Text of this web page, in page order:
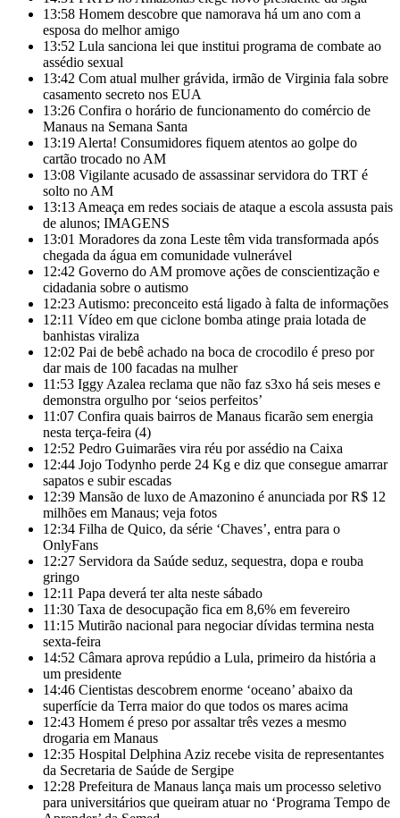
13:58 Homem descobre que namorava há um ano com a
esposa do melhor amigo
13:52 Lula sanciona lei que institui programa de combate ao
assédio sexual
13:42 Com atual mulher grávida, irmão de Virginia fala sobre
casamento secreto nos EUA
13:26 Confira o horário de funcionamento do comércio de
Manaus na Semana Santa
13:19 Alerta! Consumidores fiquem atentos ao golpe do
cartão trocado no AM
13:08 Vigilante acusado de assassinar servidora do TRT é
solto no AM
13:13 Ameaça em redes sociais de ataque a escola assusta pais
de alunos; IMAGENS
13:01 Moradores da zona Leste têm vida transformada após
chegada da água em comunidade vulnerável
12:42 Governo do AM promove ações de conscientização e
cidadania sobre o autismo
12:23 Autismo: preconceito está ligado à falta de informações
12:11 Vídeo em que ciclone bomba atinge praia lotada de
banhistas viraliza
12:02 Pai de bebê achado na boca de crocodilo é preso por
dar mais de 100 facadas na mulher
11:53 Iggy Azalea reclama que não faz s3xo há seis meses e
demonstra orgulho por ‘seios perfeitos’
11:07 Confira quais bairros de Manaus ficarão sem energia
nesta terça-feira (4)
12:52 Pedro Guimarães vira réu por assédio na Caixa
12:44 Jojo Todynho perde 24 Kg e diz que consegue amarrar
sapatos e subir escadas
12:39 Mansão de luxo de Amazonino é anunciada por R$ 12
milhões em Manaus; veja fotos
12:34 Filha de Quico, da série ‘Chaves’, entra para o
OnlyFans
12:27 Servidora da Saúde seduz, sequestra, dopa e rouba
gringo
12:11 Papa deverá ter alta neste sábado
11:30 Taxa de desocupação fica em 8,6% em fevereiro
11:15 Mutirão nacional para negociar dívidas termina nesta
sexta-feira
14:52 Câmara aprova repúdio a Lula, primeiro da história a
um presidente
14:46 Cientistas descobrem enorme ‘oceano’ abaixo da
superfície da Terra maior do que todos os mares acima
12:43 Homem é preso por assaltar três vezes a mesmo
drogaria em Manaus
12:35 Hospital Delphina Aziz recebe visita de representantes
da Secretaria de Saúde de Sergipe
12:28 Prefeitura de Manaus lança mais um processo seletivo
para universitários que queiram atuar no ‘Programa Tempo de